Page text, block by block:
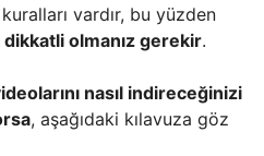
kuralları vardır, bu yüzden
dikkatli olmanız gerekir.
nasıl indireceğinizi
, aşağıdaki kılavuza göz